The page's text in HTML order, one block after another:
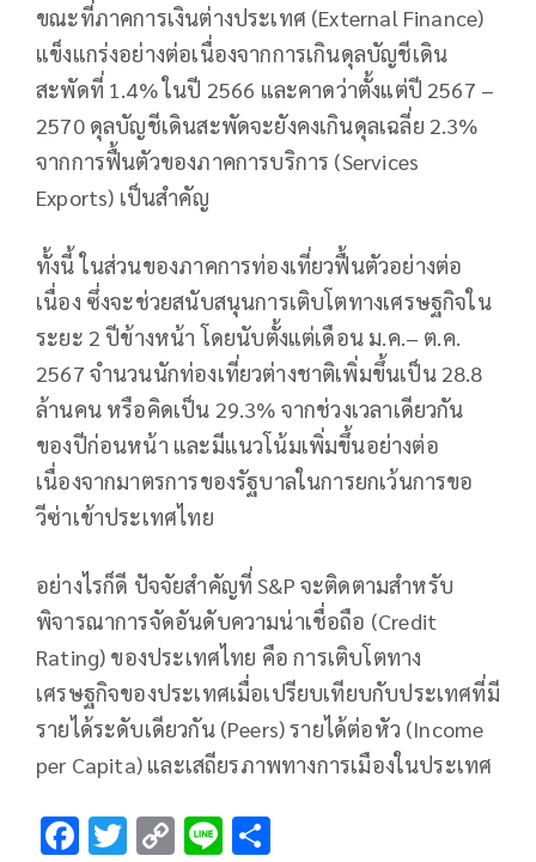
ขณะที่ภาคการเงินต่างประเทศ (External Finance)
แข็งแกร่งอย่างต่อเนื่องจากการเกินดุลบัญชีเดิน
สะพัดที่ 1.4% ในปี 2566 และคาดว่าตั้งแต่ปี 2567 –
2570 ดุลบัญชีเดินสะพัดจะยังคงเกินดุลเฉลี่ย 2.3%
จากการฟื้นตัวของภาคการบริการ (Services
Exports) เป็นสำคัญ
ทั้งนี้ ในส่วนของภาคการท่องเที่ยวฟื้นตัวอย่างต่อ
เนื่อง ซึ่งจะช่วยสนับสนุนการเติบโตทางเศรษฐกิจใน
ระยะ 2 ปีข้างหน้า โดยนับตั้งแต่เดือน ม.ค.– ต.ค.
2567 จำนวนนักท่องเที่ยวต่างชาติเพิ่มขึ้นเป็น 28.8
ล้านคน หรือคิดเป็น 29.3% จากช่วงเวลาเดียวกัน
ของปีก่อนหน้า และมีแนวโน้มเพิ่มขึ้นอย่างต่อ
เนื่องจากมาตรการของรัฐบาลในการยกเว้นการขอ
วีซ่าเข้าประเทศไทย
อย่างไรก็ดี ปัจจัยสำคัญที่ S&P จะติดตามสำหรับ
พิจารณาการจัดอันดับความน่าเชื่อถือ (Credit
Rating) ของประเทศไทย คือ การเติบโตทาง
เศรษฐกิจของประเทศเมื่อเปรียบเทียบกับประเทศที่มี
รายได้ระดับเดียวกัน (Peers) รายได้ต่อหัว (Income
per Capita) และเสถียรภาพทางการเมืองในประเทศ
F T C Li